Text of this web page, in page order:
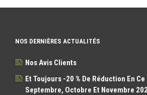
NOS DERNIÈRES ACTUALITÉS
Nos Avis Clients
Et Toujours -20 % De Réduction En
Septembre, Octobre Et Novembre